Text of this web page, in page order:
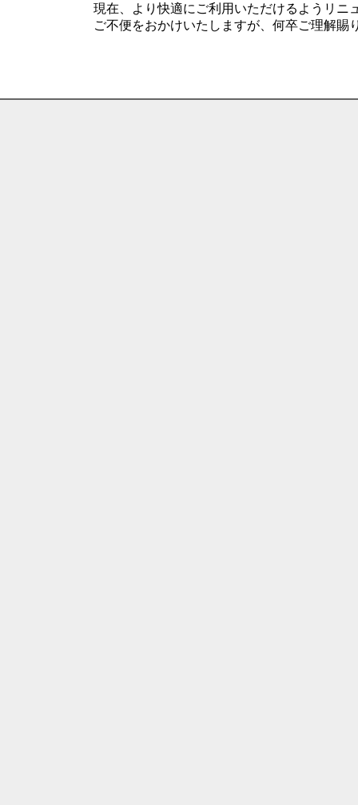
現在、より快適にご利用いただけるようリニ
ご不便をおかけいたしますが、何卒ご理解賜